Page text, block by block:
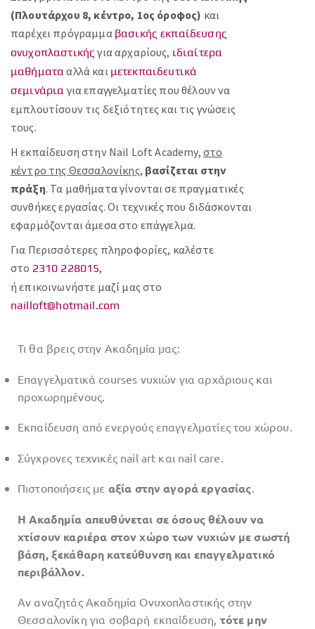
(Πλουτάρχου 8, κέντρο, 1ος όροφος) και
παρέχει πρόγραμμα βασικής εκπαίδευσης
ονυχοπλαστικής για αρχαρίους, ιδιαίτερα
μαθήματα αλλά και μετεκπαιδευτικά
σεμινάρια για επαγγελματίες που θέλουν να
εμπλουτίσουν τις δεξιότητες και τις γνώσεις
τους.
Η εκπαίδευση στην Nail Loft Academy, στο
κέντρο της Θεσσαλονίκης, βασίζεται στην
πράξη. Τα μαθήματα γίνονται σε πραγματικές
συνθήκες εργασίας. Οι τεχνικές που διδάσκονται
εφαρμόζονται άμεσα στο επάγγελμα.
Για Περισσότερες πληροφορίες, καλέστε
στο 2310 228015,
ή επικοινωνήστε μαζί μας στο
nailloft@hotmail.com
Τι θα βρεις στην Ακαδημία μας:
Επαγγελματικά courses νυχιών για αρχάριους και
προχωρημένους.
Εκπαίδευση από ενεργούς επαγγελματίες του χώρου.
Σύγχρονες τεχνικές nail art και nail care.
Πιστοποιήσεις με αξία στην αγορά εργασίας.
Η Ακαδημία απευθύνεται σε όσους θέλουν να
χτίσουν καριέρα στον χώρο των νυχιών με σωστή
βάση, ξεκάθαρη κατεύθυνση και επαγγελματικό
περιβάλλον.
Αν αναζητάς Ακαδημία Ονυχοπλαστικής στην
Θεσσαλονίκη για σοβαρή εκπαίδευση, τότε μην